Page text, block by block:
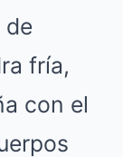
de
fría,
con el